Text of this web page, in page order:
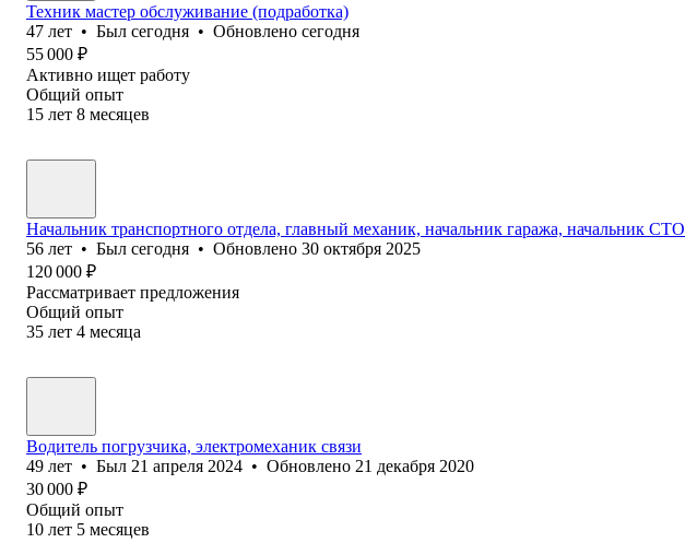
Техник мастер обслуживание (подработка)
47 лет • Был сегодня • Обновлено сегодня
55 000 ₽
Активно ищет работу
Общий опыт
15 лет 8 месяцев
Начальник транспортного отдела, главный механик, начальник гаража, начальник СТО
56 лет • Был сегодня • Обновлено 30 октября 2025
120 000 ₽
Рассматривает предложения
Общий опыт
35 лет 4 месяца
Водитель погрузчика, электромеханик связи
49 лет • Был 21 апреля 2024 • Обновлено 21 декабря 2020
30 000 ₽
Общий опыт
10 лет 5 месяцев